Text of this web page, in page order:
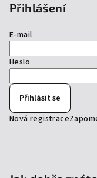
Přihlášení
E-mail
Heslo
Přihlásit se
Nová registrace